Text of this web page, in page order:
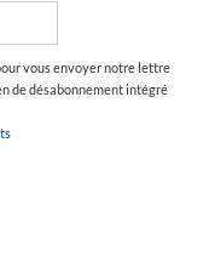
vous envoyer notre lettre
de désabonnement intégré